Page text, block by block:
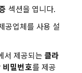
섹션을 엽니다.
공업체를 사용 설
서 제공되는 클라
비밀번호를 제공